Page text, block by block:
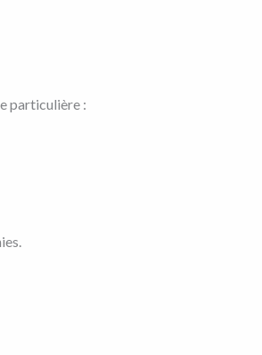
particulière :